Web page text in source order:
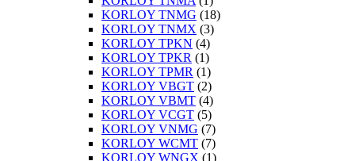
KORLOY TNMG (18)
KORLOY TNMX (3)
KORLOY TPKN (4)
KORLOY TPKR (1)
KORLOY TPMR (1)
KORLOY VBGT (2)
KORLOY VBMT (4)
KORLOY VCGT (5)
KORLOY VNMG (7)
KORLOY WCMT (7)
KORLOY WNGX (1)